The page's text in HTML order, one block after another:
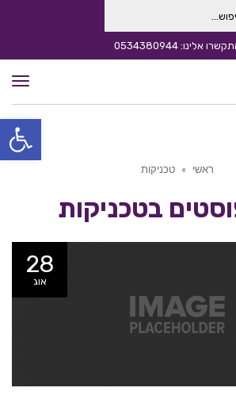
פתח
עבור: אלינו: 0534380944
ראשי » טכניקות
בטכניקות
28
אוג